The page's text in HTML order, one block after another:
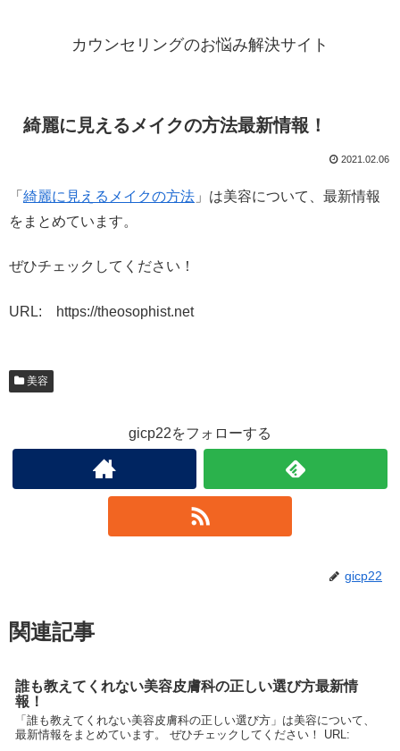
カウンセリングのお悩み解決サイト
綺麗に見えるメイクの方法最新情報！
2021.02.06
「 綺麗に見えるメイクの方法 」は美容について、最新情報
をまとめています。
ぜひチェックしてください！
URL: https://theosophist.net
美容
gicp22をフォローする
gicp22
関連記事
誰も教えてくれない美容皮膚科の正しい選び方最新情
報！
「誰も教えてくれない美容皮膚科の正しい選び方」は美容について、
最新情報をまとめています。 ぜひチェックしてください！ URL: